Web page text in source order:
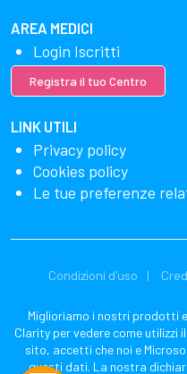
AREA MEDICI
Login Iscritti
Registra il tuo Centro
LINK UTILI
Privacy policy
Cookies policy
Le tue preferenze
Condizioni d'uso
Miglioriamo i nostri prodotti
Clarity per vedere come utilizzi
sito, accetti che noi e
questi dati. La nostra